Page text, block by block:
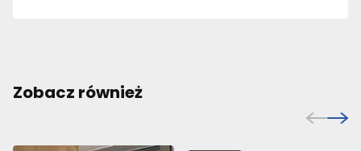
Zobacz również